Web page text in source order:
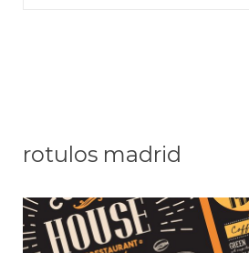
rotulos madrid